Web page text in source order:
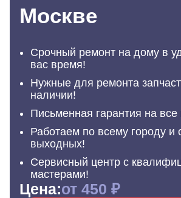
Москве
Срочный ремонт на дому в
вас время!
Нужные для ремонта
наличии!
Письменная гарантия на
Работаем по всему городу и
выходных!
Сервисный центр с
мастерами!
Цена:от 450 ₽